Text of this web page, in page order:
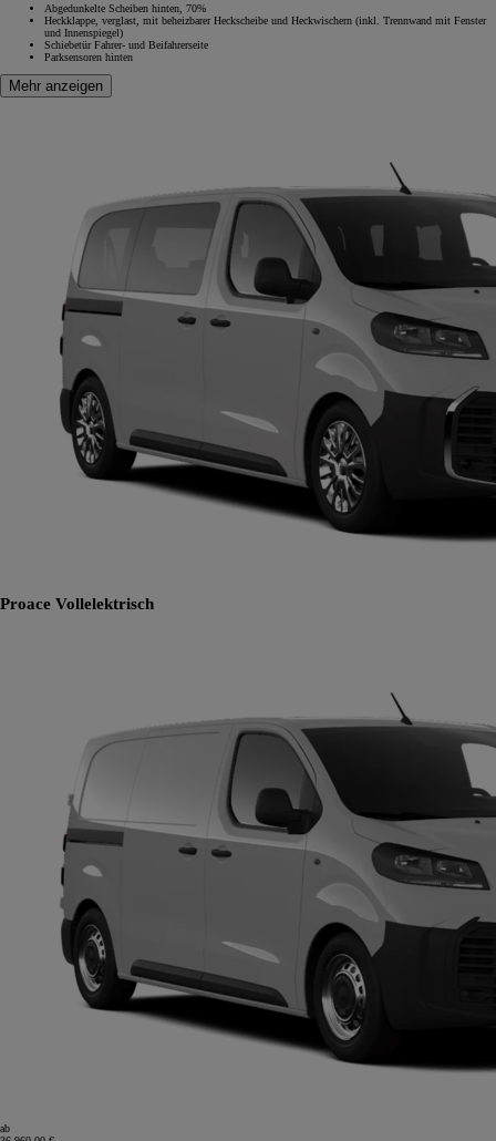
Abgedunkelte Scheiben hinten, 70%
Heckklappe, verglast, mit beheizbarer Heckscheibe und Heckwischern (inkl. Trennwand mit Fenster
und Innenspiegel)
Schiebetür Fahrer- und Beifahrerseite
Parksensoren hinten
Mehr anzeigen
Proace Vollelektrisch
ab